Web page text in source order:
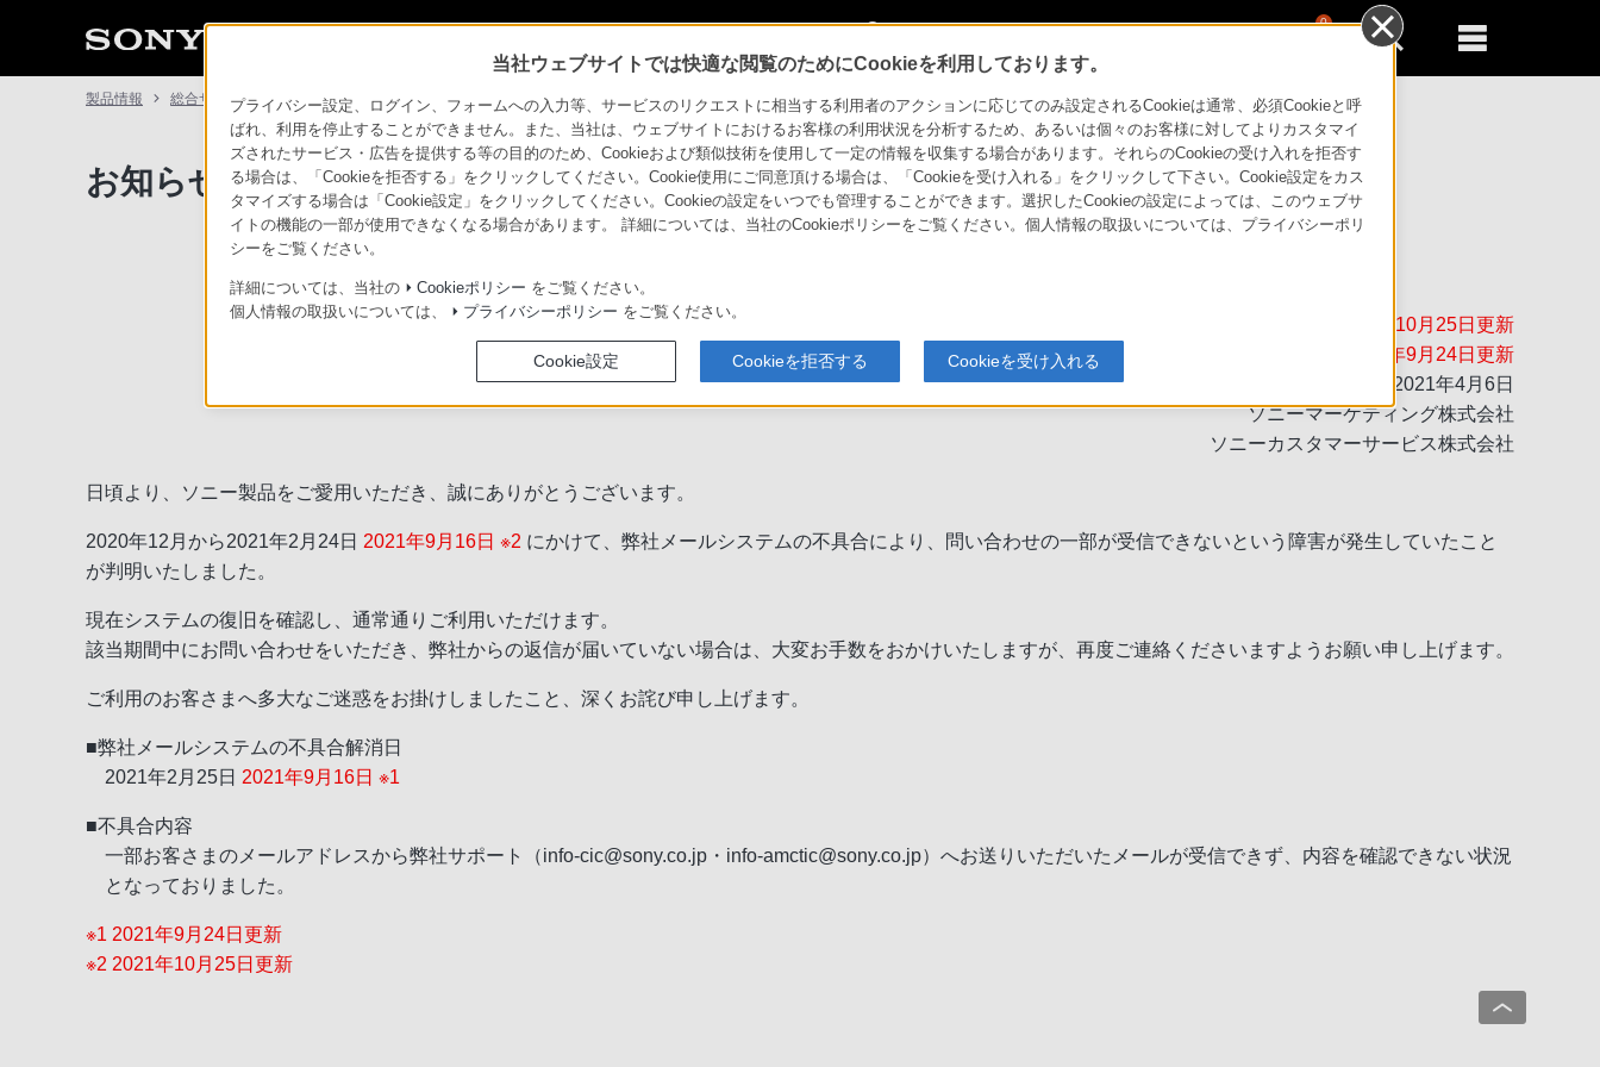
0
製品情報 総合サポート・お問い合わせ お知らせ
お知らせ
2021年10月25日更新
2021年9月24日更新
2021年4月6日
ソニーマーケティング株式会社
ソニーカスタマーサービス株式会社
日頃より、ソニー製品をご愛用いただき、誠にありがとうございます。
2020年12月から2021年2月24日 2021年9月16日 ※2 にかけて、弊社メールシステムの不具合により、問い合わせの一部が受信できないという障害が発生していたこと
が判明いたしました。
現在システムの復旧を確認し、通常通りご利用いただけます。
該当期間中にお問い合わせをいただき、弊社からの返信が届いていない場合は、大変お手数をおかけいたしますが、再度ご連絡くださいますようお願い申し上げます。
ご利用のお客さまへ多大なご迷惑をお掛けしましたこと、深くお詫び申し上げます。
■弊社メールシステムの不具合解消日
2021年2月25日 2021年9月16日 ※1
■不具合内容
一部お客さまのメールアドレスから弊社サポート（info-cic@sony.co.jp ・ info-amctic@sony.co.jp）へお送りいただいたメールが受信できず、内容を確認できない状況
となっておりました。
※1 2021年9月24日更新
※2 2021年10月25日更新
当社ウェブサイトでは快適な閲覧のためにCookieを利用しております。
プライバシー設定、ログイン、フォームへの入力等、サービスのリクエストに相当する利用者のアクションに応じてのみ設定されるCookieは通常、必須Cookieと呼
ばれ、利用を停止することができません。また、当社は、ウェブサイトにおけるお客様の利用状況を分析するため、あるいは個々のお客様に対してよりカスタマイ
ズされたサービス・広告を提供する等の目的のため、Cookieおよび類似技術を使用して一定の情報を収集する場合があります。それらのCookieの受け入れを拒否す
る場合は、「Cookieを拒否する」をクリックしてください。Cookie使用にご同意頂ける場合は、「Cookieを受け入れる」をクリックして下さい。Cookie設定をカス
タマイズする場合は「Cookie設定」をクリックしてください。Cookieの設定をいつでも管理することができます。選択したCookieの設定によっては、このウェブサ
イトの機能の一部が使用できなくなる場合があります。 詳細については、当社のCookieポリシーをご覧ください。個人情報の取扱いについては、プライバシーポリ
シーをご覧ください。
詳細については、当社の Cookieポリシー をご覧ください。
個人情報の取扱いについては、
プライバシーポリシー をご覧ください。
Cookie設定 Cookieを拒否する Cookieを受け入れる